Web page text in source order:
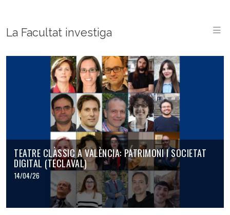
La Facultat investiga
TEATRE CLÀSSIC A VALÈNCIA: PATRIMONI I SOCIETAT
DIGITAL (TECLAVAL)
14/04/26